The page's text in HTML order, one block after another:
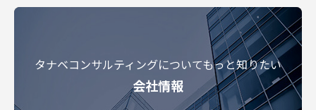
タナベコンサルティングについてもっと知りたい
会社情報